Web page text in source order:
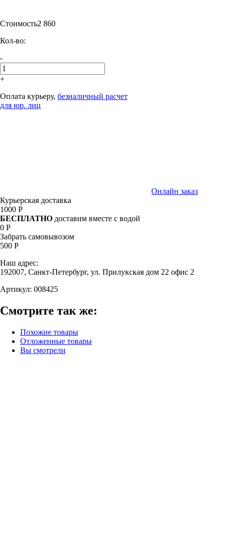
Стоимость2 860
Кол-во:
-
+
Оплата курьеру, безналичный расчет
для юр. лиц
Онлайн заказ
Курьерская доставка
1000 Р
БЕСПЛАТНО доставим вместе с водой
0 Р
Забрать самовывозом
500 Р
Наш адрес:
192007, Санкт-Петербург, ул. Прилукская дом 22 офис 2
Артикул: 008425
Смотрите так же:
Похожие товары
Отложенные товары
Вы смотрели